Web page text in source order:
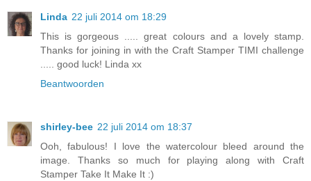
Linda 22 juli 2014 om 18:29
This is gorgeous ..... great colours and a lovely stamp.
Thanks for joining in with the Craft Stamper TIMI challenge
..... good luck! Linda xx
Beantwoorden
shirley-bee 22 juli 2014 om 18:37
Ooh, fabulous! I love the watercolour bleed around the
image. Thanks so much for playing along with Craft
Stamper Take It Make It :)